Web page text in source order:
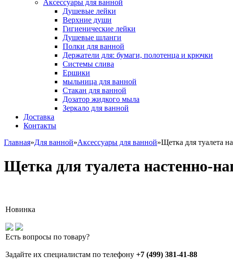
Аксессуары для ванной
Душевые лейки
Верхние души
Гигиенические лейки
Душевые шланги
Полки для ванной
Держатели для: бумаги, полотенца и крючки
Системы слива
Ершики
мыльница для ванной
Стакан для ванной
Дозатор жидкого мыла
Зеркало для ванной
Доставка
Контакты
Главная»Для ванной»Аксессуары для ванной»Щетка для туалета
Щетка для туалета настенно-
Новинка
Есть вопросы по товару?
Задайте их специалистам по телефону +7 (499) 381-41-88